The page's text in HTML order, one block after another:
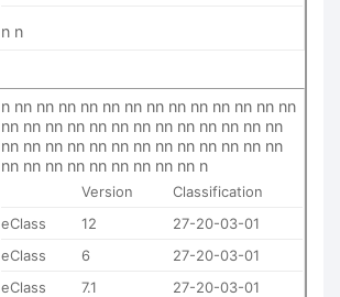
n n
n nn nn nn nn nn nn nn nn nn nn nn nn nn
nn nn nn nn nn nn nn nn nn nn nn nn nn
nn nn nn nn nn nn nn nn nn nn nn nn nn
nn nn nn nn nn nn nn nn nn n
Version
Classification
eClass
12
27-20-03-01
eClass
6
27-20-03-01
eClass
7.1
27-20-03-01